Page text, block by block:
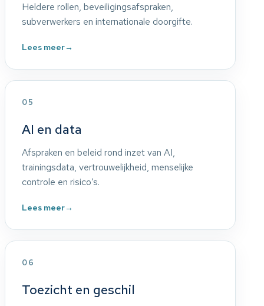
Heldere rollen, beveiligingsafspraken,
subverwerkers en internationale doorgifte.
Lees meer→
05
AI en data
Afspraken en beleid rond inzet van AI,
trainingsdata, vertrouwelijkheid, menselijke
controle en risico’s.
Lees meer→
06
Toezicht en geschil